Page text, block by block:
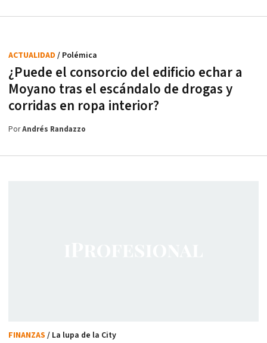
¿Puede el consorcio del edificio echar a
Moyano tras el escándalo de drogas y
corridas en ropa interior?
ACTUALIDAD / Polémica
PorAndrés Randazzo
FINANZAS / La lupa de la City